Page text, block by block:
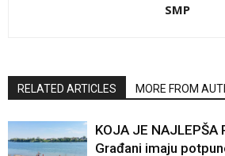
SMP
RELATED ARTICLES MORE FROM
KOJA JE NAJLEPŠA
Građani imaju